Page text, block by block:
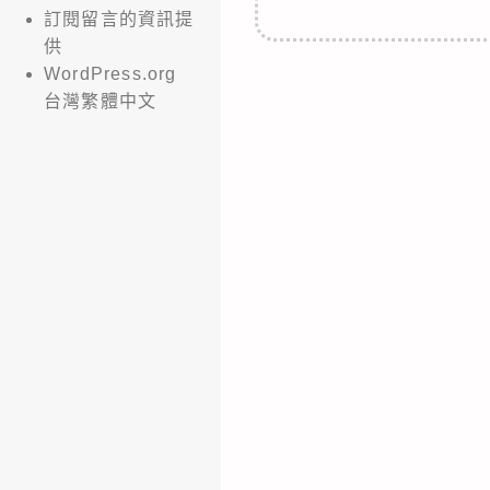
訂閱留言的資訊提
供
WordPress.org
台灣繁體中文